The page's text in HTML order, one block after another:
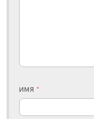
ИМЯ *